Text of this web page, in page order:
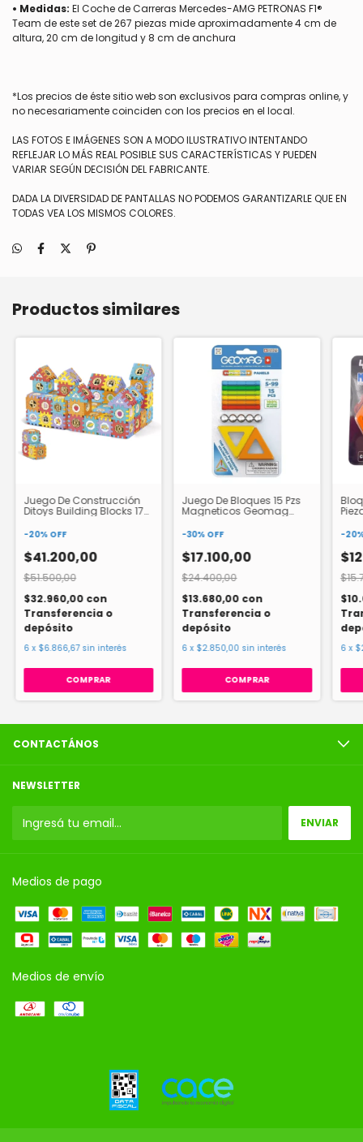
• Medidas: El Coche de Carreras Mercedes-AMG PETRONAS F1®
Team de este set de 267 piezas mide aproximadamente 4 cm de
altura, 20 cm de longitud y 8 cm de anchura
*Los precios de éste sitio web son exclusivos para compras online, y
no necesariamente coinciden con los precios en el local.
LAS FOTOS E IMÁGENES SON A MODO ILUSTRATIVO INTENTANDO
REFLEJAR LO MÁS REAL POSIBLE SUS CARACTERÍSTICAS Y PUEDEN
VARIAR SEGÚN DECISIÓN DEL FABRICANTE.
DADA LA DIVERSIDAD DE PANTALLAS NO PODEMOS GARANTIZARLE QUE EN
TODAS VEA LOS MISMOS COLORES.
Productos similares
Juego De Construcción
Ditoys Building Blocks 178
-20% OFF
$41.200,00
$51.500,00
$32.960,00 con
Transferencia o
depósito
6 x $6.866,67 sin interés
Juego De Bloques 15 Pzs
Magneticos Geomag
-30% OFF
$17.100,00
$24.400,00
$13.680,00 con
Transferencia o
depósito
6 x $2.850,00 sin interés
-20
6 x
CONTACTÁNOS
NEWSLETTER
Medios de pago
Medios de envío